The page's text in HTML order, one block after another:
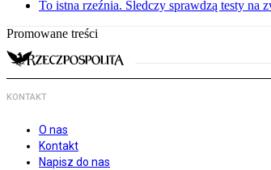
To istna rzeźnia. Śledczy sprawdzą testy na
Promowane treści
KONTAKT
O nas
Kontakt
Napisz do nas